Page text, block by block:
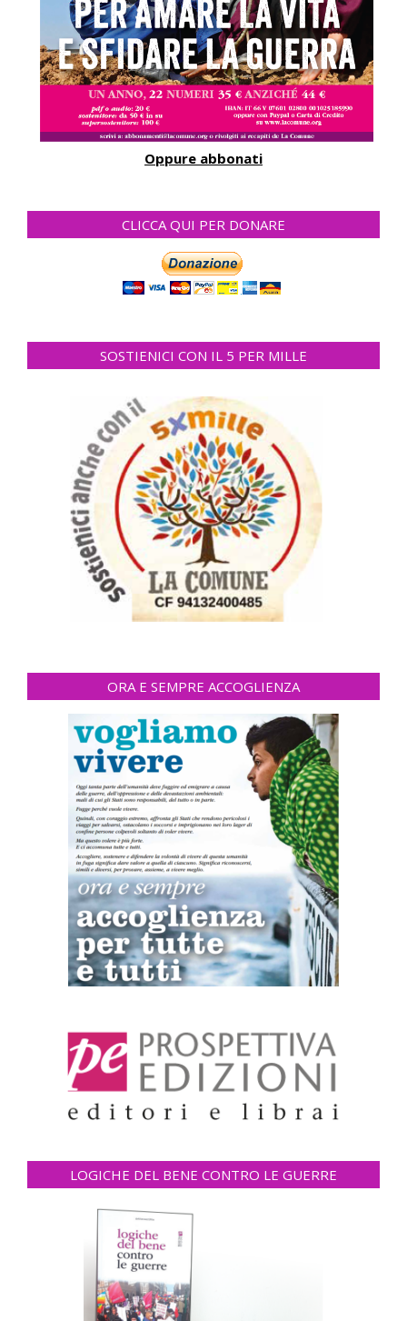
Oppure abbonati
CLICCA QUI PER DONARE
SOSTIENICI CON IL 5 PER MILLE
ORA E SEMPRE ACCOGLIENZA
LOGICHE DEL BENE CONTRO LE GUERRE